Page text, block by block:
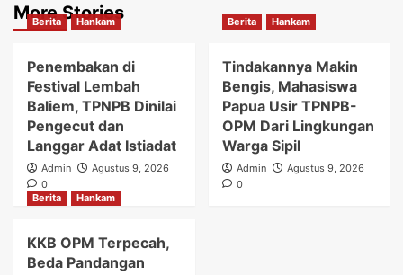
More Stories
Berita Hankam
Penembakan di
Festival Lembah
Baliem, TPNPB Dinilai
Pengecut dan
Langgar Adat Istiadat
Admin
Agustus 9, 2026
0
Berita Hankam
Tindakannya Makin
Bengis, Mahasiswa
Papua Usir TPNPB-
OPM Dari Lingkungan
Warga Sipil
Admin
Agustus 9, 2026
0
Berita
Hankam
KKB OPM Terpecah,
Beda Pandangan